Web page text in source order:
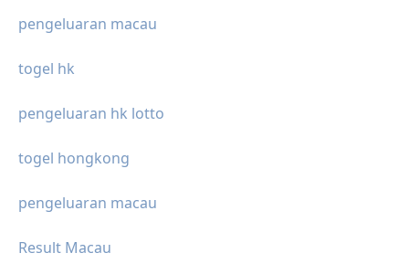
pengeluaran macau
togel hk
pengeluaran hk lotto
togel hongkong
pengeluaran macau
Result Macau